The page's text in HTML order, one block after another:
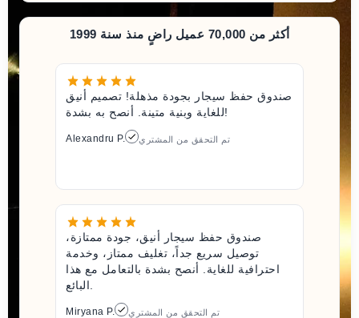
أكثر من 70,000 عميل راضٍ منذ سنة 1999
صندوق حفظ سيجار بجودة مذهلة! تصميم أنيق
للغاية وبنية متينة. أنصح به بشدة!
Alexandru P. تم التحقق من المشتري
صندوق حفظ سيجار أنيق، جودة ممتازة،
توصيل سريع جداً، تغليف ممتاز، وخدمة
احترافية للغاية. أنصح بشدة بالتعامل مع هذا
Miryana P. تم التحقق من المشتري